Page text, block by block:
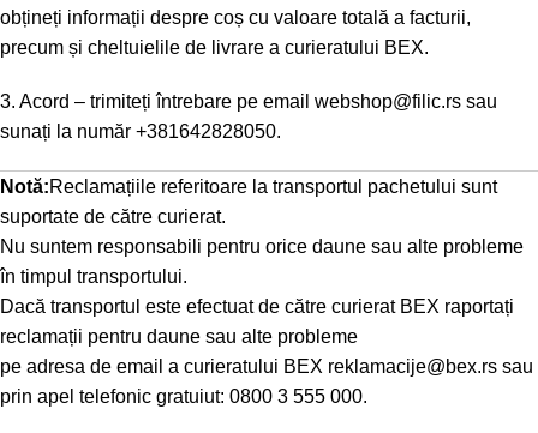
obțineți informații despre coș cu valoare totală a facturii,
precum și cheltuielile de livrare a curieratului BEX.
3. Acord – trimiteți întrebare pe email webshop@filic.rs sau
sunați la număr +381642828050.
Notă:Reclamațiile referitoare la transportul pachetului sunt
suportate de către curierat.
Nu suntem responsabili pentru orice daune sau alte probleme
în timpul transportului.
Dacă transportul este efectuat de către curierat BEX raportați
reclamații pentru daune sau alte probleme
pe adresa de email a curieratului BEX reklamacije@bex.rs sau
prin apel telefonic gratuiut: 0800 3 555 000.